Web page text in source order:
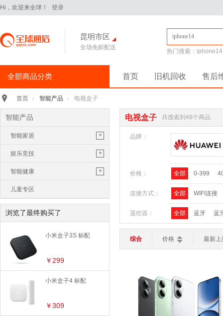
Hi，欢迎来全球！ 登录
昆明市区
全场免邮配送
热门搜索： iphone14
全部商品分类
手机通讯
iPhone16Pro
华为Pura70
华为 nova14 Pro
平板电脑
>
华为 MatePad Pro 2025款
手机配件
>
保护膜
苹果
三星
电脑办公
路由器
键盘 鼠标
智能家居
加湿器
智能安防
智能手表
智能手环
首页 旧机回收 售后
首页 / 智能产品 / 电视盒子
智能产品
智能家居 +
智能电视
电视盒子
智能电器
智能摄像头
生活周边
智能安防
娱乐竞技 +
休闲娱乐
智能健康 +
健康监测
个人护理
按摩设备
健身训练
儿童专区
浏览了最终购买了
小米盒子3S 标配
￥299
小米盒子4 标配
￥309
电视盒子 共搜索到48个商品
品牌：
价格： 全部 0-399
连接方式： 全部 WIFI连接
遥控器： 全部 蓝牙 蓝
综合 价格 最新上